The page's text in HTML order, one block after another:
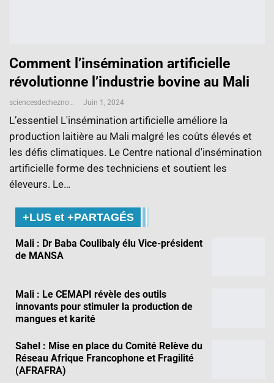
Comment l’insémination artificielle
révolutionne l’industrie bovine au Mali
sciencesdecheznous@gmail.com Juin 1, 2024
L’essentiel L'insémination artificielle améliore la
production laitière au Mali malgré les coûts élevés et
les défis climatiques. Le Centre national d'insémination
artificielle forme des techniciens et soutient les
éleveurs. Le…
+LUS et +PARTAGÉS
Mali : Dr Baba Coulibaly élu Vice-président
de MANSA
Mali : Le CEMAPI révèle des outils
innovants pour stimuler la production de
mangues et karité
Sahel : Mise en place du Comité Relève du
Réseau Afrique Francophone et Fragilité
(AFRAFRA)